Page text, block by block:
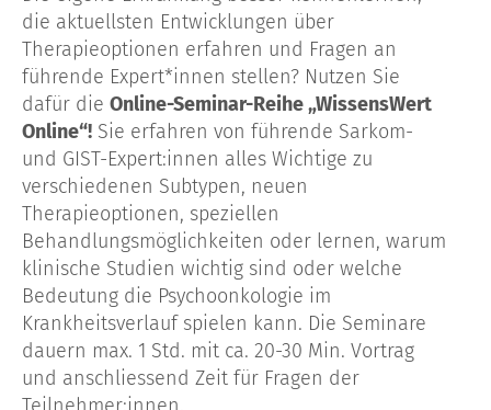
die aktuellsten Entwicklungen über
Therapieoptionen erfahren und Fragen an
führende Expert*innen stellen? Nutzen Sie
dafür die Online-Seminar-Reihe „WissensWert
Online“! Sie erfahren von führende Sarkom-
und GIST-Expert:innen alles Wichtige zu
verschiedenen Subtypen, neuen
Therapieoptionen, speziellen
Behandlungsmöglichkeiten oder lernen, warum
klinische Studien wichtig sind oder welche
Bedeutung die Psychoonkologie im
Krankheitsverlauf spielen kann. Die Seminare
dauern max. 1 Std. mit ca. 20-30 Min. Vortrag
und anschliessend Zeit für Fragen der